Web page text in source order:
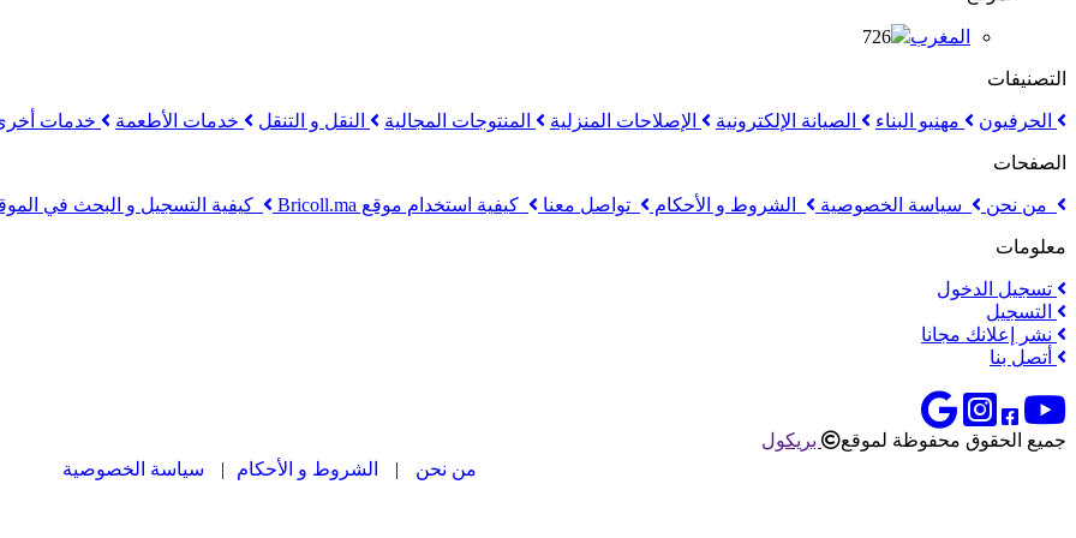
المغرب 726
التصنيفات
الحرفيون مهنيو البناء الصيانة الإلكترونية الإصلاحات المنزلية المنتوجات المجالية النقل و التنقل خدمات الأطعمة خدمات
الصفحات
من نحن سياسة الخصوصية الشروط و الأحكام تواصل معنا كيفية استخدام موقع Bricoll.ma كيفية التسجيل و البحث في
معلومات
تسجيل الدخول
التسجيل
نشر إعلانك مجانا
أتصل بنا
جميع الحقوق محفوظة لموقع
بريكول
من نحن
| الشروط و الأحكام | سياسة الخصوصية